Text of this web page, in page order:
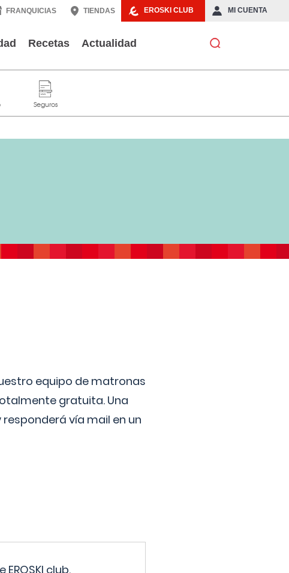
EROSKI CLUB MI CUENTA
FRANQUICIAS TIENDAS
Recetas Actualidad
equipo de matronas
gratuita. Una
vía mail en un
club.